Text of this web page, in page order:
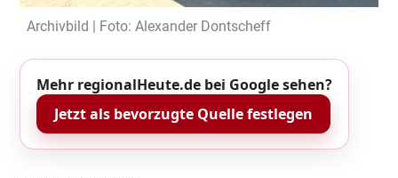
Archivbild | Foto: Alexander Dontscheff
Mehr regionalHeute.de bei Google sehen?
Jetzt als bevorzugte Quelle festlegen